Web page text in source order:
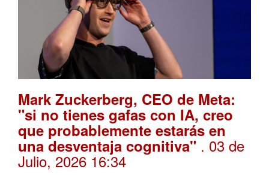
Mark Zuckerberg, CEO de Meta:
"si no tienes gafas con IA, creo
que probablemente estarás en
una desventaja cognitiva" . 03 de
Julio, 2026 16:34